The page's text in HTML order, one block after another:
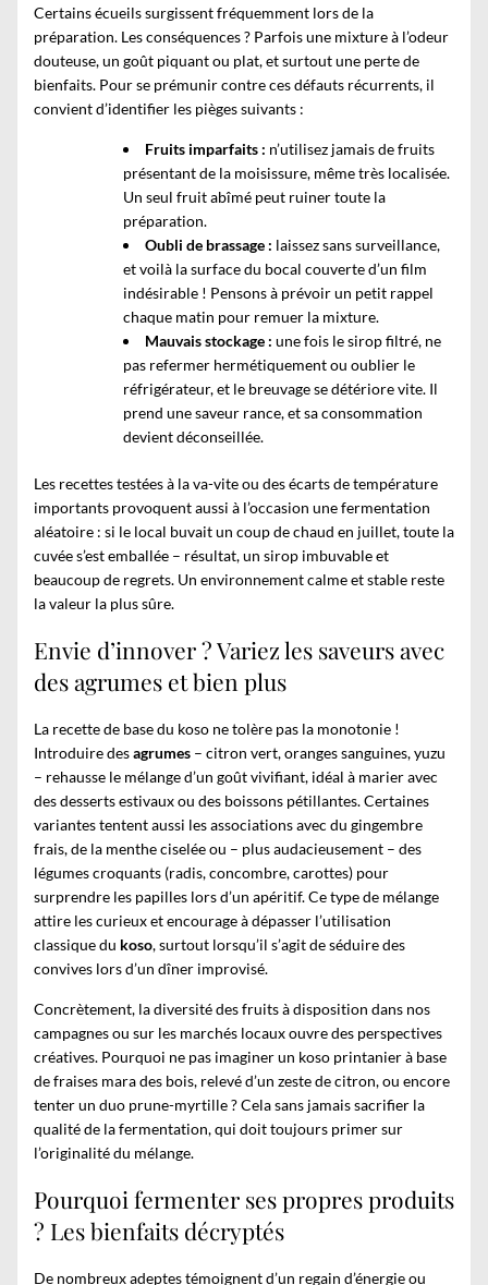
Certains écueils surgissent fréquemment lors de la
préparation. Les conséquences ? Parfois une mixture à l’odeur
douteuse, un goût piquant ou plat, et surtout une perte de
bienfaits. Pour se prémunir contre ces défauts récurrents, il
convient d’identifier les pièges suivants :
Fruits imparfaits : n’utilisez jamais de fruits
présentant de la moisissure, même très localisée.
Un seul fruit abîmé peut ruiner toute la
préparation.
Oubli de brassage : laissez sans surveillance,
et voilà la surface du bocal couverte d’un film
indésirable ! Pensons à prévoir un petit rappel
chaque matin pour remuer la mixture.
Mauvais stockage : une fois le sirop filtré, ne
pas refermer hermétiquement ou oublier le
réfrigérateur, et le breuvage se détériore vite. Il
prend une saveur rance, et sa consommation
devient déconseillée.
Les recettes testées à la va-vite ou des écarts de température
importants provoquent aussi à l’occasion une fermentation
aléatoire : si le local buvait un coup de chaud en juillet, toute la
cuvée s’est emballée – résultat, un sirop imbuvable et
beaucoup de regrets. Un environnement calme et stable reste
la valeur la plus sûre.
Envie d’innover ? Variez les saveurs avec
des agrumes et bien plus
La recette de base du koso ne tolère pas la monotonie !
Introduire desagrumes – citron vert, oranges sanguines, yuzu
– rehausse le mélange d’un goût vivifiant, idéal à marier avec
des desserts estivaux ou des boissons pétillantes. Certaines
variantes tentent aussi les associations avec du gingembre
frais, de la menthe ciselée ou – plus audacieusement – des
légumes croquants (radis, concombre, carottes) pour
surprendre les papilles lors d’un apéritif. Ce type de mélange
attire les curieux et encourage à dépasser l’utilisation
classique du koso, surtout lorsqu’il s’agit de séduire des
convives lors d’un dîner improvisé.
Concrètement, la diversité des fruits à disposition dans nos
campagnes ou sur les marchés locaux ouvre des perspectives
créatives. Pourquoi ne pas imaginer un koso printanier à base
de fraises mara des bois, relevé d’un zeste de citron, ou encore
tenter un duo prune-myrtille ? Cela sans jamais sacrifier la
qualité de la fermentation, qui doit toujours primer sur
l’originalité du mélange.
Pourquoi fermenter ses propres produits
? Les bienfaits décryptés
De nombreux adeptes témoignent d’un regain d’énergie ou